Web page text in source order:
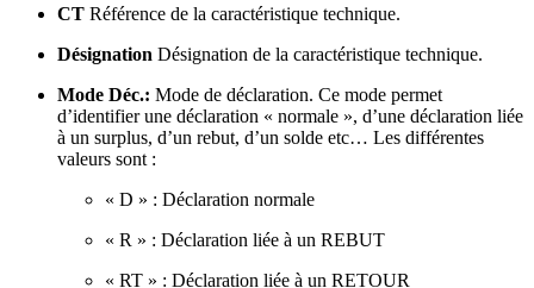
CT Référence de la caractéristique technique.
Désignation Désignation de la caractéristique technique.
Mode Déc.: Mode de déclaration. Ce mode permet
d’identifier une déclaration « normale », d’une déclaration liée
à un surplus, d’un rebut, d’un solde etc… Les différentes
valeurs sont :
« D » : Déclaration normale
« R » : Déclaration liée à un REBUT
« RT » : Déclaration liée à un RETOUR